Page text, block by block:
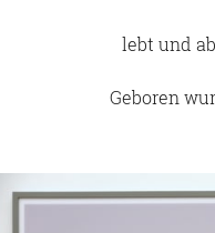
lebt und
Geboren